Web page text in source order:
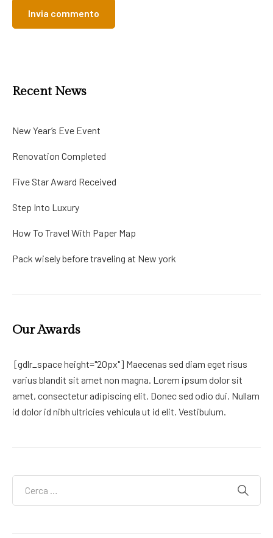
Recent News
New Year’s Eve Event
Renovation Completed
Five Star Award Received
Step Into Luxury
How To Travel With Paper Map
Pack wisely before traveling at New york
Our Awards
[gdlr_space height="20px"] Maecenas sed diam eget risus
varius blandit sit amet non magna. Lorem ipsum dolor sit
amet, consectetur adipiscing elit. Donec sed odio dui. Nullam
id dolor id nibh ultricies vehicula ut id elit. Vestibulum.